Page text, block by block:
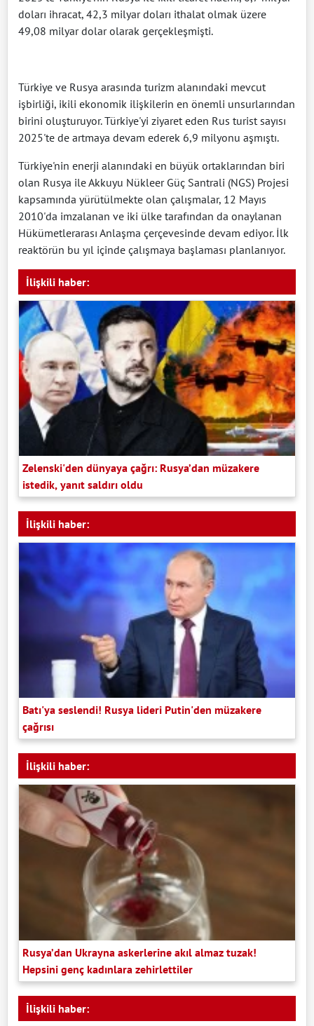
doları ihracat, 42,3 milyar doları ithalat olmak üzere
49,08 milyar dolar olarak gerçekleşmişti.
Türkiye ve Rusya arasında turizm alanındaki mevcut
işbirliği, ikili ekonomik ilişkilerin en önemli unsurlarından
birini oluşturuyor. Türkiye'yi ziyaret eden Rus turist sayısı
2025'te de artmaya devam ederek 6,9 milyonu aşmıştı.
Türkiye'nin enerji alanındaki en büyük ortaklarından biri
olan Rusya ile Akkuyu Nükleer Güç Santrali (NGS) Projesi
kapsamında yürütülmekte olan çalışmalar, 12 Mayıs
2010'da imzalanan ve iki ülke tarafından da onaylanan
Hükümetlerarası Anlaşma çerçevesinde devam ediyor. İlk
reaktörün bu yıl içinde çalışmaya başlaması planlanıyor.
İlişkili haber:
Zelenski'den dünyaya çağrı: Rusya’dan müzakere
istedik, yanıt saldırı oldu
İlişkili haber:
Batı'ya seslendi! Rusya lideri Putin'den müzakere
çağrısı
İlişkili haber:
Rusya’dan Ukrayna askerlerine akıl almaz tuzak!
Hepsini genç kadınlara zehirlettiler
İlişkili haber: